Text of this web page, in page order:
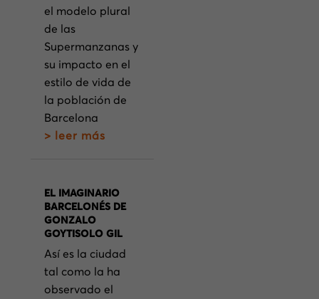
el modelo plural
de las
Supermanzanas y
su impacto en el
estilo de vida de
la población de
Barcelona
> leer más
EL IMAGINARIO
BARCELONÉS DE
GONZALO
GOYTISOLO GIL
Así es la ciudad
tal como la ha
observado el